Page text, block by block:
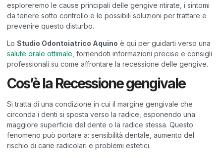
esploreremo le cause principali delle gengive ritirate, i sintomi
da tenere sotto controllo e le possibili soluzioni per trattare e
prevenire questo disturbo.
Lo Studio Odontoiatrico Aquino è qui per guidarti verso una
salute orale ottimale , fornendoti informazioni precise e consigli
professionali su come affrontare la recessione delle gengive.
Cos’è la Recessione gengivale
Si tratta di una condizione in cui il margine gengivale che
circonda i denti si sposta verso la radice, esponendo una
maggiore superficie del dente o la radice stessa. Questo
fenomeno può portare a: sensibilità dentale, aumento del
rischio di carie radicolari e problemi estetici.